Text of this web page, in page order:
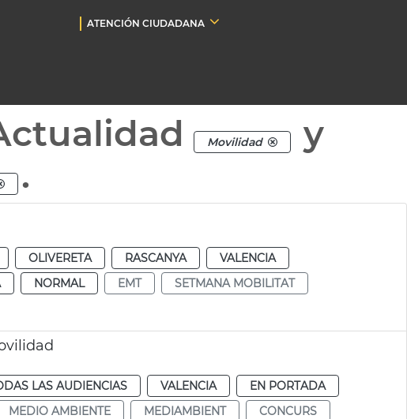
ATENCIÓN CIUDADANA
Movilidad
y
.
OLIVERETA RASCANYA
VALENCIA
NORMAL EMT
SETMANA MOBILITAT
LAS AUDIENCIAS VALENCIA
EN PORTADA
MEDIO AMBIENTE MEDIAMBIENT
CONCURS